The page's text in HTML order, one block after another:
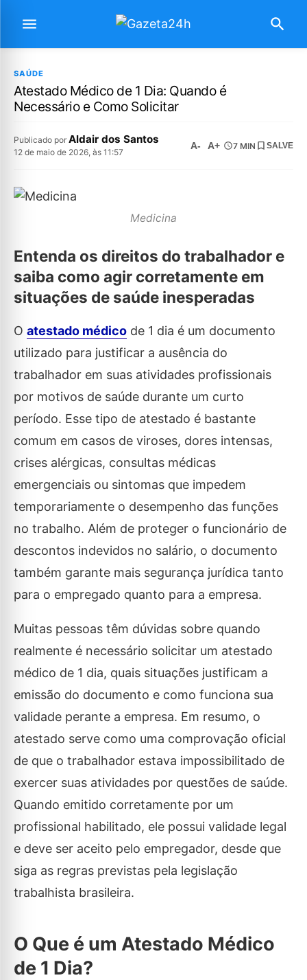
SAÚDE
Atestado Médico de 1 Dia: Quando é
Necessário e Como Solicitar
Publicado por Aldair dos Santos
12 de maio de 2026, às 11:57
A- A+ 7 MIN SALVE
Medicina
Entenda os direitos do trabalhador e
saiba como agir corretamente em
situações de saúde inesperadas
O atestado médico de 1 dia é um documento
utilizado para justificar a ausência do
trabalhador em suas atividades profissionais
por motivos de saúde durante um curto
período. Esse tipo de atestado é bastante
comum em casos de viroses, dores intensas,
crises alérgicas, consultas médicas
emergenciais ou sintomas que impedem
temporariamente o desempenho das funções
no trabalho. Além de proteger o funcionário de
descontos indevidos no salário, o documento
também garante mais segurança jurídica tanto
para o empregado quanto para a empresa.
Muitas pessoas têm dúvidas sobre quando
realmente é necessário solicitar um atestado
médico de 1 dia, quais situações justificam a
emissão do documento e como funciona sua
validade perante a empresa. Em resumo, o
atestado serve como uma comprovação oficial
de que o trabalhador estava impossibilitado de
exercer suas atividades por questões de saúde.
Quando emitido corretamente por um
profissional habilitado, ele possui validade legal
e deve ser aceito pelo empregador, desde que
siga as regras previstas pela legislação
trabalhista brasileira.
O Que é um Atestado Médico
de 1 Dia?